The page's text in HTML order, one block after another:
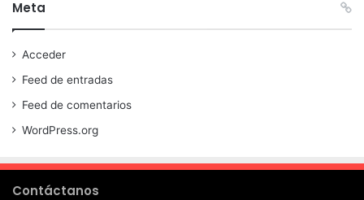
Meta
Acceder
Feed de entradas
Feed de comentarios
WordPress.org
Contáctanos